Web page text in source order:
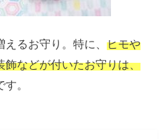
えるお守り。特に、ヒモや
飾などが付いたお守りは、
す。